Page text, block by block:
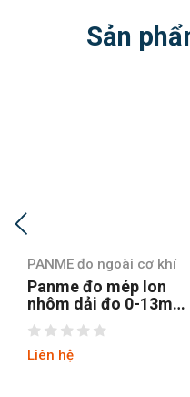
Sản
PANME đo ngoài cơ khí
Panme đo mép lon
nhôm dải đo 0-13mm
Mitutoyo 147-105
Liên hệ